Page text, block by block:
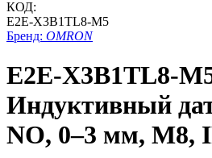
КОД:
E2E-X3B1TL8-M5
Бренд: OMRON
E2E-X3B1TL8-
Индуктивный
NO, 0–3 мм, М8,